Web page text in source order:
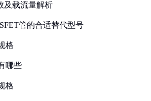
及载流量解析
管的合适替代型号
格
哪些
格